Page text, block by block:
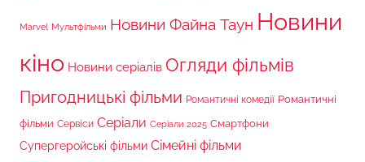
Marvel Мультфільми Новини Файна Таун Новини
кіно Новини серіалів Огляди фільмів
Пригодницькі фільми Романтичні комедії Романтичні
фільми Сервіси Серіали Серіали 2025 Смартфони
Супергеройські фільми Сімейні фільми